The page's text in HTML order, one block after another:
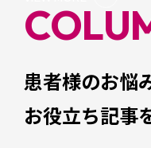
患者様のお悩
お役立ち記事